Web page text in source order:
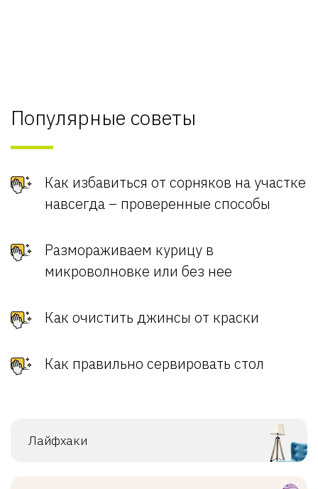
Популярные советы
Как избавиться от сорняков на участке
навсегда – проверенные способы
Размораживаем курицу в
микроволновке или без нее
Как очистить джинсы от краски
Как правильно сервировать стол
Лайфхаки